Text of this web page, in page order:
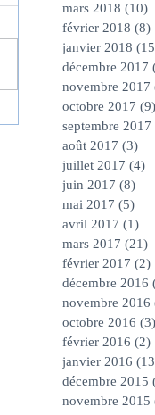
mars 2018 (10)
février 2018 (8)
janvier 2018
décembre 2017
novembre 2017
octobre 2017 (9)
septembre 2017
août 2017 (3)
juillet 2017 (4)
juin 2017 (8)
mai 2017 (5)
avril 2017 (1)
mars 2017 (21)
février 2017 (2)
décembre 2016
novembre 2016
octobre 2016 (3)
février 2016 (2)
janvier 2016
décembre 2015
novembre 2015